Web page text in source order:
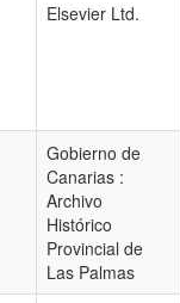
Elsevier Ltd.
Gobierno de
Canarias :
Archivo
Histórico
Provincial de
Las Palmas